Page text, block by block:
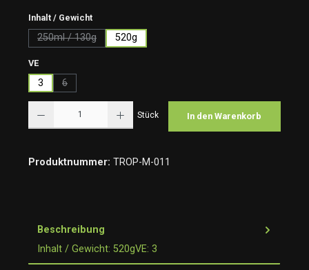
Inhalt / Gewichtauswählen
250ml / 130g(Diese Option ist zurzeit nicht verfügbar.)
520g
VEauswählen
3 6(Diese Option ist zurzeit nicht verfügbar.)
Stück In den Warenkorb
Produktnummer: TROP-M-011
Beschreibung
Inhalt / Gewicht: 520gVE: 3